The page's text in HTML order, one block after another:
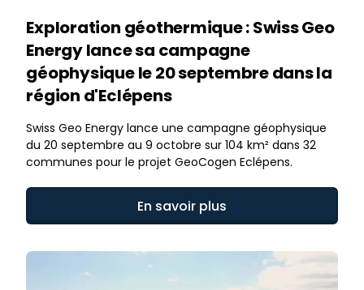
Exploration géothermique : Swiss Geo
Energy lance sa campagne
géophysique le 20 septembre dans la
région d'Eclépens
Swiss Geo Energy lance une campagne géophysique
du 20 septembre au 9 octobre sur 104 km² dans 32
communes pour le projet GeoCogen Eclépens.
En savoir plus